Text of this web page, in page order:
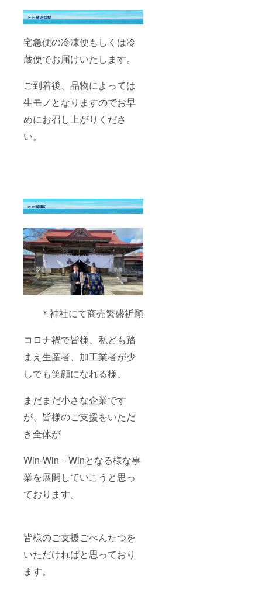
宅急便の冷凍便もしくは冷
蔵便でお届けいたします。
ご到着後、品物によっては
生モノとなりますのでお早
めにお召し上がりくださ
い。
＊神社にて商売繁盛祈願
コロナ禍で皆様、私ども踏
まえ生産者、加工業者が少
しでも笑顔になれる様、
まだまだ小さな企業です
が、皆様のご支援をいただ
き全体が
Win-Win－Winとなる様な事
業を展開していこうと思っ
ております。
皆様のご支援ごべんたつを
いただければと思っており
ます。